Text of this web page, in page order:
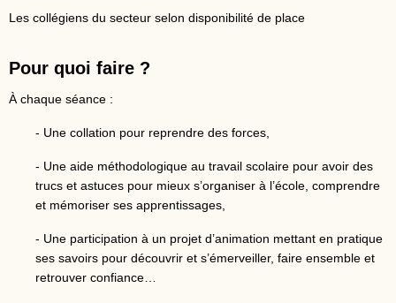
Les collégiens du secteur selon disponibilité de place
Pour quoi faire ?
À chaque séance :
- Une collation pour reprendre des forces,
- Une aide méthodologique au travail scolaire pour avoir des
trucs et astuces pour mieux s’organiser à l’école, comprendre
et mémoriser ses apprentissages,
- Une participation à un projet d’animation mettant en pratique
ses savoirs pour découvrir et s’émerveiller, faire ensemble et
retrouver confiance…